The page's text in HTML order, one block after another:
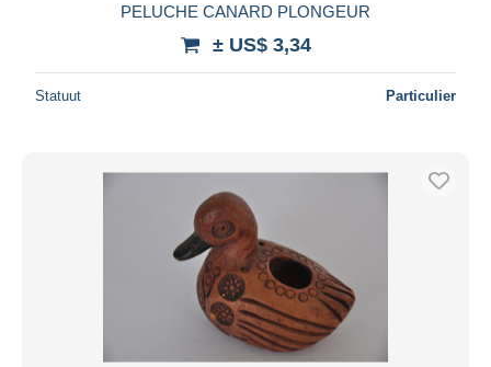
PELUCHE CANARD PLONGEUR
± US$ 3,34
Statuut Particulier